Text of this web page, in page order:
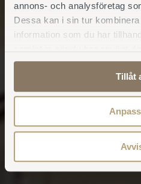
annons- och analysföretag
Dessa kan i sin tur
information som du har
Tillåt